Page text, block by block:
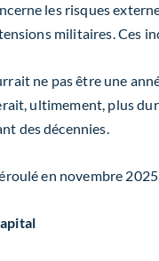
les risques
militaires. Ces
ne pas être une
ultimement, plus
des décennies.
en novembre